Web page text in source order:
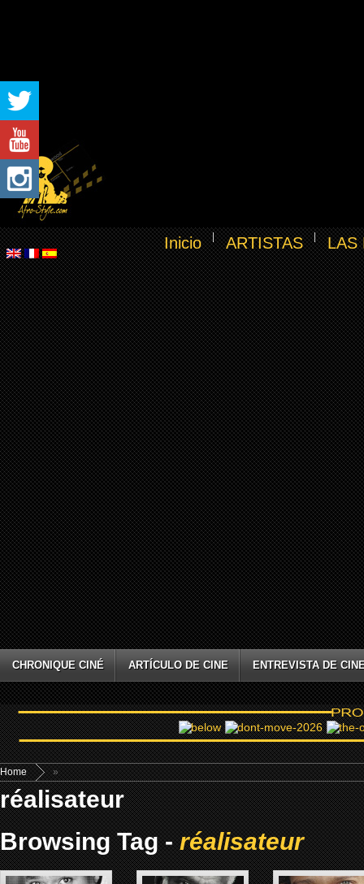
Inicio ARTISTAS LAS
CHRONIQUE CINÉ ARTÍCULO DE CINE ENTREVISTA DE
Home »
réalisateur
Browsing Tag -réalisateur